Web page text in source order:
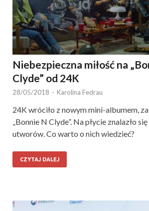
Niebezpieczna miłość na
Clyde” od 24K
28/05/2018 - Karolina Fedrau
24K wróciło z nowym mini-albumem,
„Bonnie N Clyde”. Na płycie znalazło
utworów. Co warto o nich wiedzieć?
CZYTAJ DALEJ